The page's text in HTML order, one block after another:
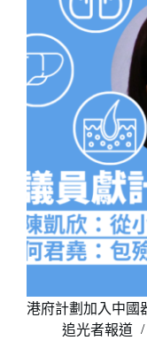
港府計劃加入中
追光者報道